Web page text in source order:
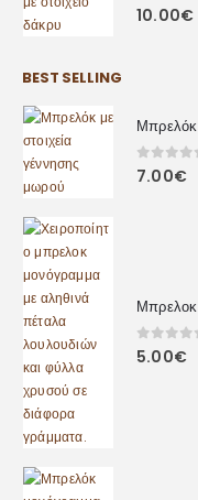
0out
10.00€
BEST SELLING
Μπρελόκ
0 out
7.00€
0 out
5.00€